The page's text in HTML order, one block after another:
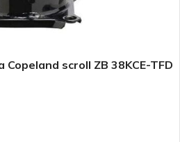
scroll ZB 38KCE-TFD